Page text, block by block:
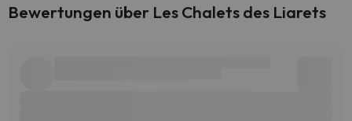
Bewertungen über Les Chalets des Liarets